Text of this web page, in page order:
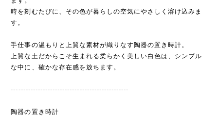
時を刻むたびに、その色が暮らしの空気にやさしく溶け込みま
す。
手仕事の温もりと上質な素材が織りなす陶器の置き時計。
上質な土だからこそ生まれる柔らかく美しい白色は、シンプル
な中に、確かな存在感を放ちます。
------------------------------------------------
陶器の置き時計